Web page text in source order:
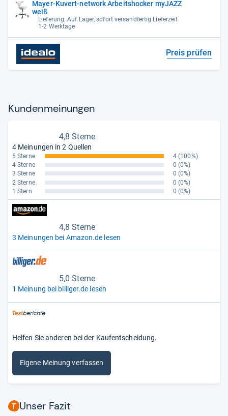
Mayer-Kuvert-network Arbeitshocker myJAZZ
weiß
Lieferung: Auf Lager, sofort versandfertig Lieferzeit
1-2 Werktage
Preis prüfen
Kun­den­mei­nun­gen
4,8 Sterne
4 Meinungen in 2 Quellen
5 Sterne 4 (100%)
4 Sterne
0 (0%)
3 Sterne
0 (0%)
2 Sterne
0 (0%)
1 Stern
0 (0%)
4,8 Sterne
3 Meinungen bei Amazon.de lesen
5,0 Sterne
1 Meinung bei billiger.de lesen
Helfen Sie anderen bei der Kaufentscheidung.
Eigene Meinung verfassen
Unser Fazit